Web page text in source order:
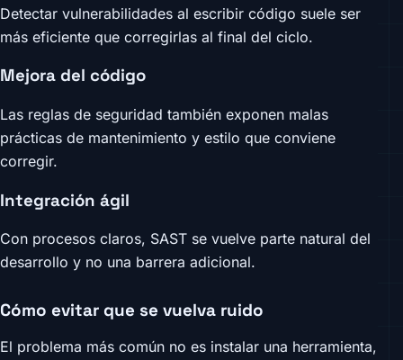
Detectar vulnerabilidades al escribir código suele ser
más eficiente que corregirlas al final del ciclo.
Mejora del código
Las reglas de seguridad también exponen malas
prácticas de mantenimiento y estilo que conviene
corregir.
Integración ágil
Con procesos claros, SAST se vuelve parte natural del
desarrollo y no una barrera adicional.
Cómo evitar que se vuelva ruido
El problema más común no es instalar una herramienta,